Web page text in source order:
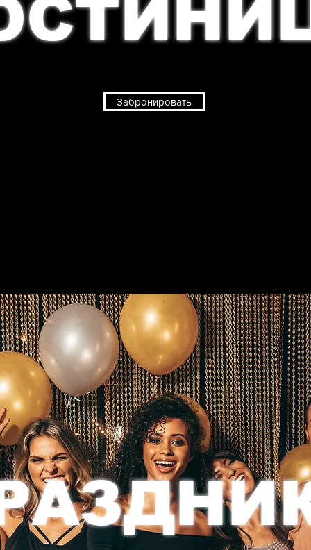
Забронировать